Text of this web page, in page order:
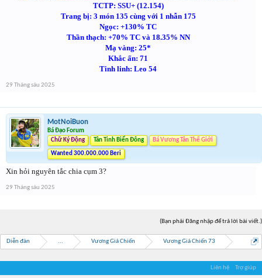
TCTP: SSU+ (12.154)
Trang bị: 3 món 135 cùng với 1 nhẫn 175
Ngọc: +130% TC
Thần thạch: +70% TC và 18.35% NN
Mạ vàng: 25*
Khắc ấn: 71
Tinh linh: Leo 54
29 Tháng sáu 2025
MotNoiBuon
Bá Đạo Forum
Chữ Ký Động
Tân Tinh Biển Đông Bá Vương Tân Thế Giới
Wanted 300.000.000 Beri
Xin hỏi nguyên tắc chia cụm 3?
29 Tháng sáu 2025
(Bạn phải Đăng nhập để trả lời bài viết.)
Diễn đàn ... Vương Giả Chiến Vương Giả Chiến 73
Liên hệ Trợ giúp